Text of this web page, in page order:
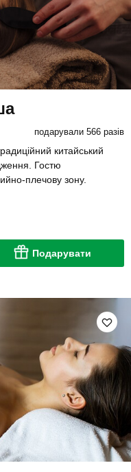
подарували 566 разів
китайський
Гостю
плечову зону.
Подарувати